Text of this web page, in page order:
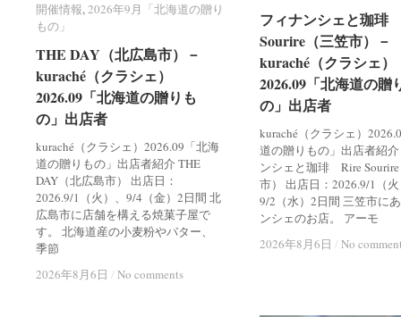
開催情報,2026年9月「北海道の贈り
もの」
THE DAY（北広島市）－
kuraché（クラシェ）
2026.09「北海道の贈りも
の」出店者
kuraché（クラシェ）2026.09「北海
道の贈りもの」出店者紹介 THE
DAY（北広島市） 出店日：
2026.9/1（火）、9/4（金）2日間 北
広島市に店舗を構える焼菓子屋で
す。 北海道産の小麦粉やバター、
季節
2026年8月6日 / No comments
開催情報 2026年9月「北海道の贈り
もの」
THE DAY（北広島市）－
kuraché（クラシェ）
2026.09「北海道の贈りも
の」出店者
2026年8月6日 / No comments
フィナンシェと珈
Sourire（三笠市）－
kuraché（クラシェ）
2026.09「北海道の贈
の」出店者
kuraché（クラシェ）
道の贈りもの」出店者紹
ンシェと珈琲 Rire
市） 出店日：2026.9/1（
9/2（水）2日間 三笠市に
ンシェのお店。 アーモ
2026年8月6日 / No
フィナンシェと珈
Sourire（三笠市）－
kuraché（クラシェ）
2026.09「北海道の贈
の」出店者
2026年8月6日 / No